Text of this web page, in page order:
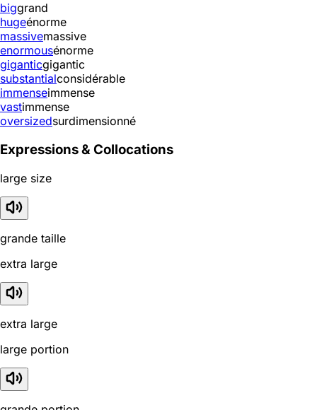
biggrand
hugeénorme
massivemassive
enormousénorme
giganticgigantic
substantialconsidérable
immenseimmense
vastimmense
oversizedsurdimensionné
Expressions & Collocations
large size
grande taille
extra large
extra large
large portion